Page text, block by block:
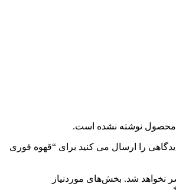
محصول نوشته نشده است.
را ارسال می کنید برای “قهوه فوری
نخواهد شد. بخش‌های موردنیاز